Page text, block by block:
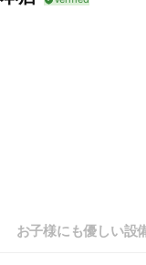
お子様にも優しい設